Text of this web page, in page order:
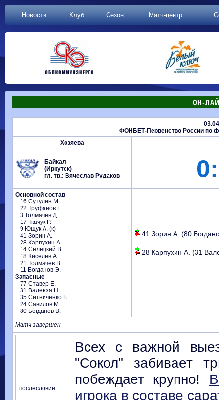
Новости Клуб Сезон Матч-центр
ОН-
ФОНБЕТ-Первенство России по
Хозяева
Байкал
(Иркутск)
гл. тр.: Вячеслав Рудаков
Основной состав
16 Сутулин М.
22 Труфанов Г.
3 Толмачев Д.
17 Ткачук Р.
9 Ющук А. (к)
41 Зорин А.
28 Карпухин А.
14 Селецкий В.
18 Киселев А.
21 Толмачев В.
11 Богданов Э.
Запасные
77 Ставер Е.
31 Валенза Н.
35 Ситниченко В.
24 Савилов М.
80 Богданов В.
41 Зорин А. (80
28 Карпухин А. (31
Матч завершен
послесловие
Всех с важной
"Сокол" забивает
побеждает крупно!
игрока в составе